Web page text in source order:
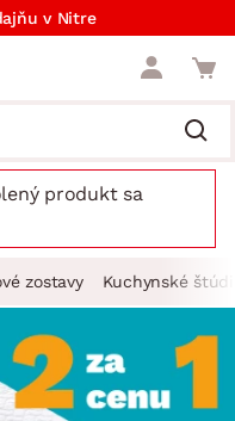
v Nitre
produkt sa
zostavy Kuchynské